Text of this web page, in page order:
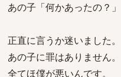
あの子「何かあったの？」
正直に言うか迷いました。
あの子に罪はありません。
全てほ僕が悪いんです。